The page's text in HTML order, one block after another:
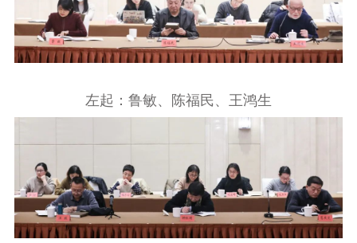
左起：鲁敏、陈福民、王鸿生